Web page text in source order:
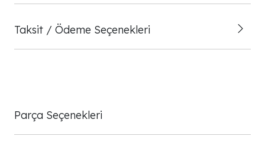
Taksit / Ödeme Seçenekleri
Parça Seçenekleri